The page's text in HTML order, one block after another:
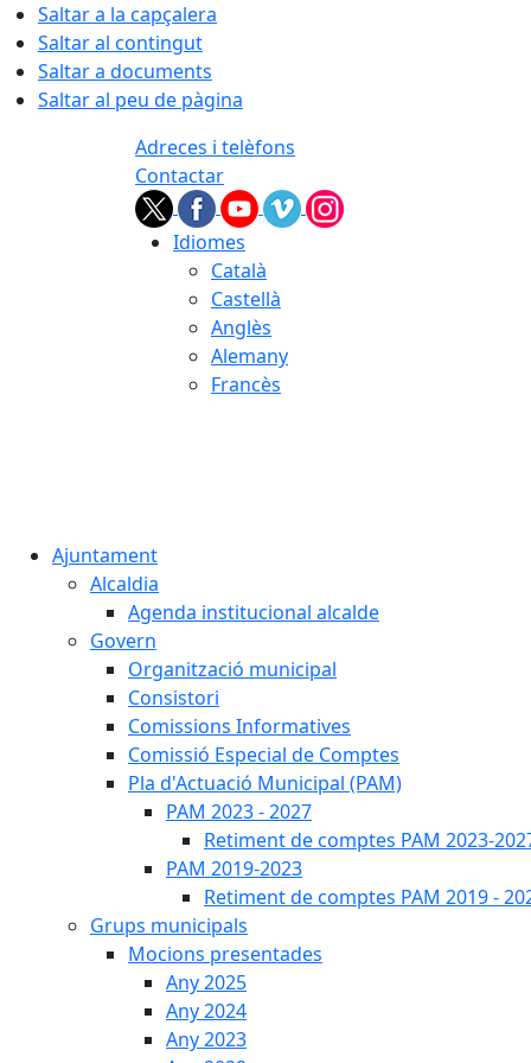
Saltar a la capçalera
Saltar al contingut
Saltar a documents
Saltar al peu de pàgina
Adreces i telèfons
Contactar
Idiomes
Català
Castellà
Anglès
Alemany
Francès
Ajuntament
Alcaldia
Agenda institucional alcalde
Govern
Organització municipal
Consistori
Comissions Informatives
Comissió Especial de Comptes
Pla d'Actuació Municipal (PAM)
PAM 2023 - 2027
Retiment de comptes PAM 2023-
PAM 2019-2023
Retiment de comptes PAM 2019 -
Grups municipals
Mocions presentades
Any 2025
Any 2024
Any 2023